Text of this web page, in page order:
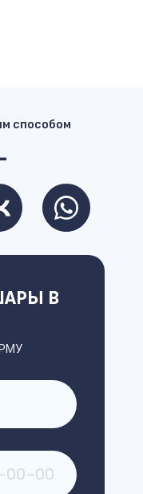
В
способом